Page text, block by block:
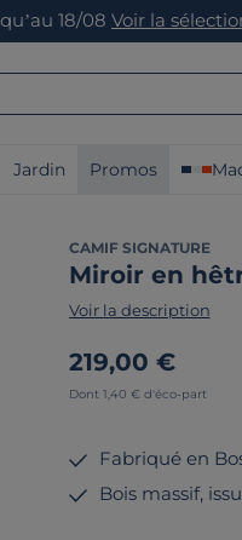
18/08 Voir la
Jardin Promos
CAMIF SIGNATURE
Miroir en
Voir la description
219,00 €
Dont 1,40 € d'éco-part
Fabriqué en
Bois massif,